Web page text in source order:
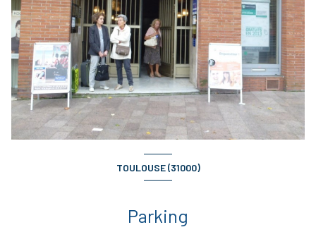
TOULOUSE (31000)
Parking